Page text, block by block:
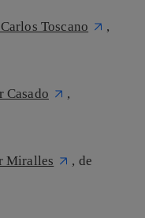
Toscano
,
Casado
,
Miralles
, de